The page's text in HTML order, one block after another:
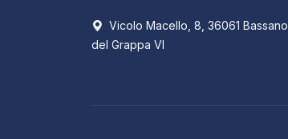
Vicolo Macello, 8, 36061 Bassano
del Grappa VI